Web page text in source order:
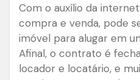
Com o auxílio da
compra e venda, pode
imóvel para alugar em
Afinal, o contrato é
locador e locatário, e